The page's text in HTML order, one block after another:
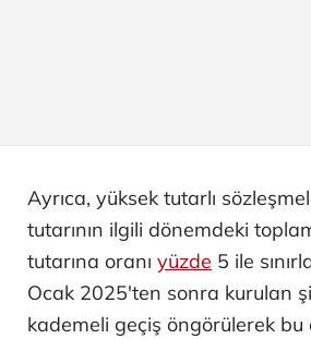
Ayrıca, yüksek tutarlı
tutarının ilgili dönemdeki
tutarına oranı yüzde 5 ile
Ocak 2025'ten sonra kurulan
kademeli geçiş öngörülerek bu